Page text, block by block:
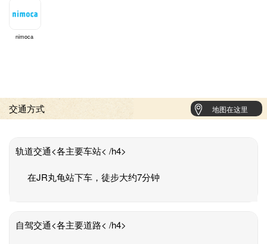
nimoca
交通方式 地图在这里
轨道交通<各主要车站< /h4>
在JR丸龟站下车，徒步大约7分钟
自驾交通<各主要道路< /h4>